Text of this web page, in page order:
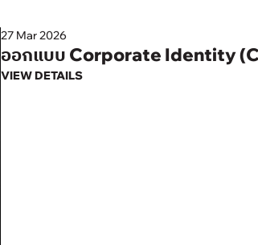
27 Mar 2026
ออกแบบ Corporate Identity
VIEW DETAILS